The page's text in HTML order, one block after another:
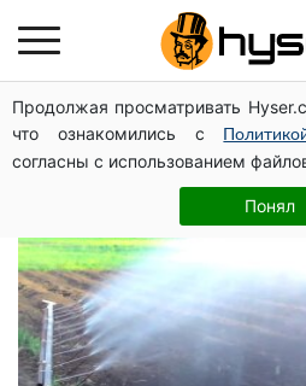
Продолжая просматривать
что ознакомились с
согласны с использованием
Понял
шкідники